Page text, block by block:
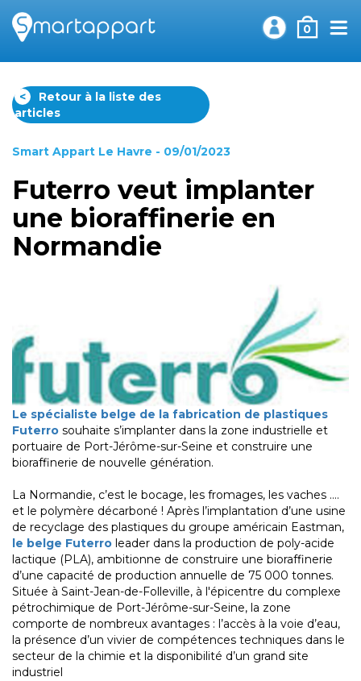
0
<
Retour à la liste des
articles
Smart Appart Le Havre - 09/01/2023
Futerro veut implanter
une bioraffinerie en
Normandie
Le spécialiste belge de la fabrication de plastiques
Futerro souhaite s’implanter dans la zone industrielle et
portuaire de Port-Jérôme-sur-Seine et construire une
bioraffinerie de nouvelle génération.
La Normandie, c’est le bocage, les fromages, les vaches ….
et le polymère décarboné ! Après l’implantation d’une usine
de recyclage des plastiques du groupe américain Eastman,
le belge Futerro leader dans la production de poly-acide
lactique (PLA), ambitionne de construire une bioraffinerie
d’une capacité de production annuelle de 75 000 tonnes.
Située à Saint-Jean-de-Folleville, à l'épicentre du complexe
pétrochimique de Port-Jérôme-sur-Seine, la zone
comporte de nombreux avantages : l’accès à la voie d’eau,
la présence d’un vivier de compétences techniques dans le
secteur de la chimie et la disponibilité d’un grand site
industriel